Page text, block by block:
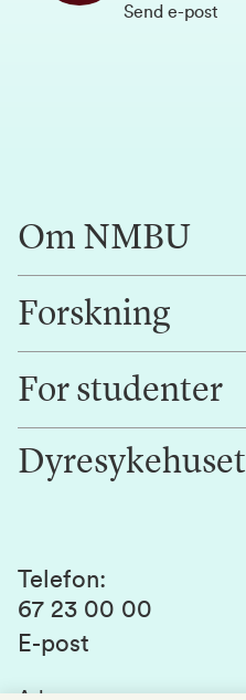
Send e-post
Om NMBU
Om oss
Alumni
Kontakt oss
Forskning
Forskning
Innovasjon
For studenter
Studentlivet
Studier og emner
Studenttinget
Dyresykehuset
Telefon:
67 23 00 00
E-post